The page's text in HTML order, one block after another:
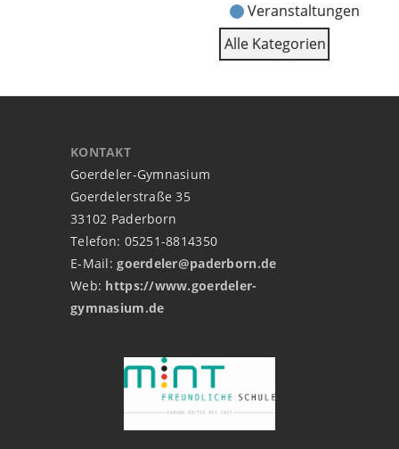
Veranstaltungen
Alle Kategorien
KONTAKT
Goerdeler-Gymnasium
Goerdelerstraße 35
33102 Paderborn
Telefon: 05251-8814350
E-Mail:goerdeler@paderborn.de
Web: https://www.goerdeler-
gymnasium.de